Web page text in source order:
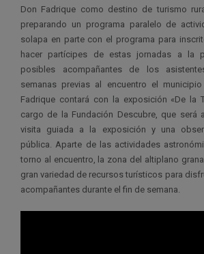
Don Fadrique como destino de turismo
preparando un programa paralelo de
solapa en parte con el programa para
hacer partícipes de estas jornadas a la
posibles acompañantes de los
semanas previas al encuentro el
Fadrique contará con la exposición «De la
cargo de la Fundación Descubre, que será
visita guiada a la exposición y una
pública. Aparte de las actividades
torno al encuentro, la zona del altiplano
gran variedad de recursos turísticos para
acompañantes durante el fin de semana.